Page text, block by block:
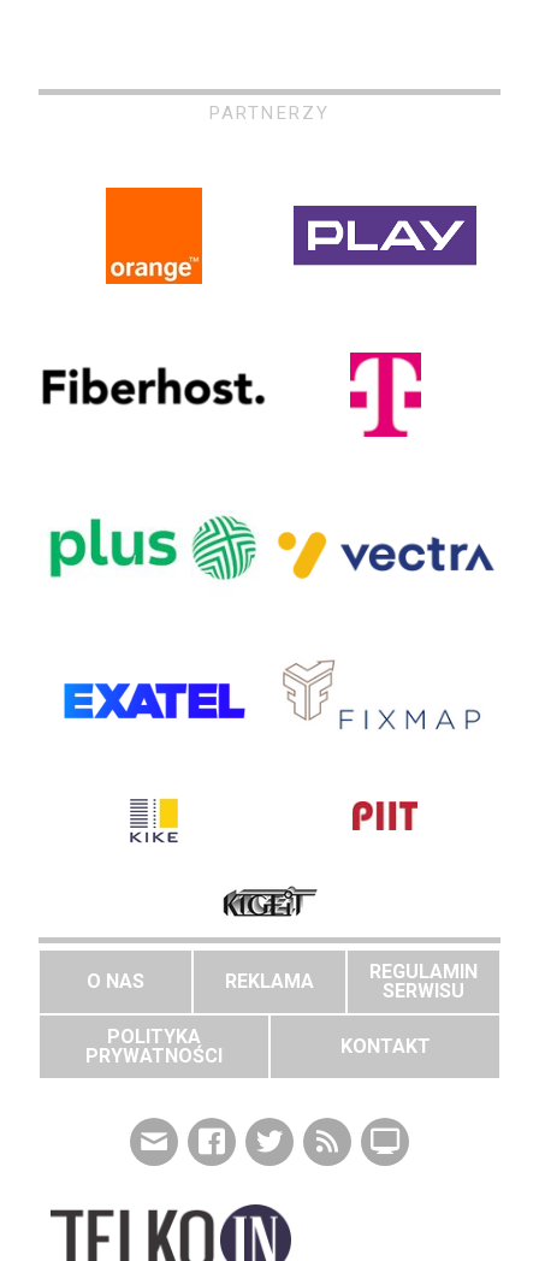
PARTNERZY
O NAS REKLAMA
REGULAMIN
SERWISU
POLITYKA
PRYWATNOŚCI
KONTAKT